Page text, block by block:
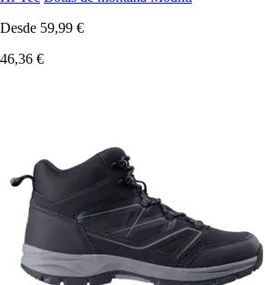
Desde 59,99 €
46,36 €